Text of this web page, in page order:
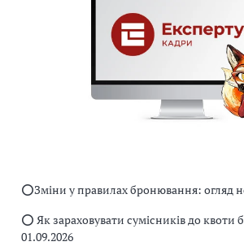
⭕️Зміни у правилах бронювання: огляд
⭕️ Як зараховувати сумісників до квоти
01.09.2026